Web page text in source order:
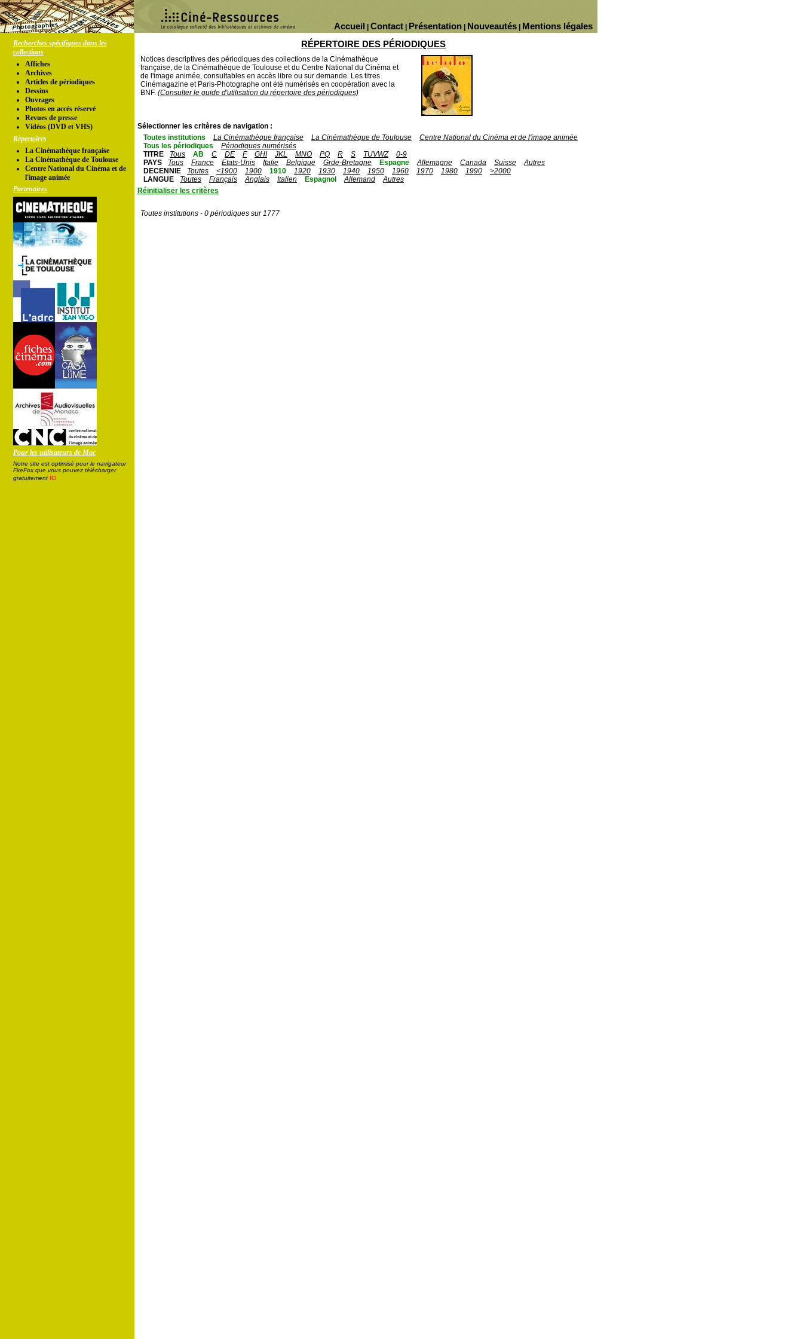
Mentions légales
Nouveautés
Présentation
Contact
Accueil
Recherches spécifiques dans les
collections
Affiches
Archives
Articles de périodiques
Dessins
Ouvrages
Photos en accés réservé
Revues de presse
Vidéos (DVD et VHS)
Répertoires
La Cinémathèque française
La Cinémathèque de Toulouse
Centre National du Cinéma et de
l'image animée
Partenaires
Pour les utilisateurs de Mac
Notre site est optimisé pour le navigateur
FireFox que vous pouvez télécharger
gratuitement ici
RÉPERTOIRE DES PÉRIODIQUES
Notices descriptives des périodiques des collections de la Cinémathèque
française, de la Cinémathèque de Toulouse et du Centre National du Cinéma et
de l'image animée, consultables en accès libre ou sur demande. Les titres
Cinémagazine et Paris-Photographe ont été numérisés en coopération avec la
BNF. (Consulter le guide d'utilisation du répertoire des périodiques)
Sélectionner les critères de navigation :
Toutes institutions
La Cinémathèque française La Cinémathèque de Toulouse
Centre National du Cinéma et de l'image animée
Tous les périodiques
Périodiques numérisés
TITRE
Tous AB C DE F GHI JKL MNO PQ R S TUVWZ
0-9
PAYS
Tous France Etats-Unis Italie Belgique Grde-Bretagne Espagne Allemagne Canada Suisse
Autres
DECENNIE
Toutes <1900 1900 1910 1920 1930 1940 1950 1960 1970 1980 1990
>2000
LANGUE
Toutes Français Anglais Italien Espagnol Allemand
Autres
Réinitialiser les critères
Toutes institutions - 0 périodiques sur 1777